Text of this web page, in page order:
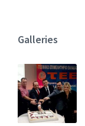
Galleries